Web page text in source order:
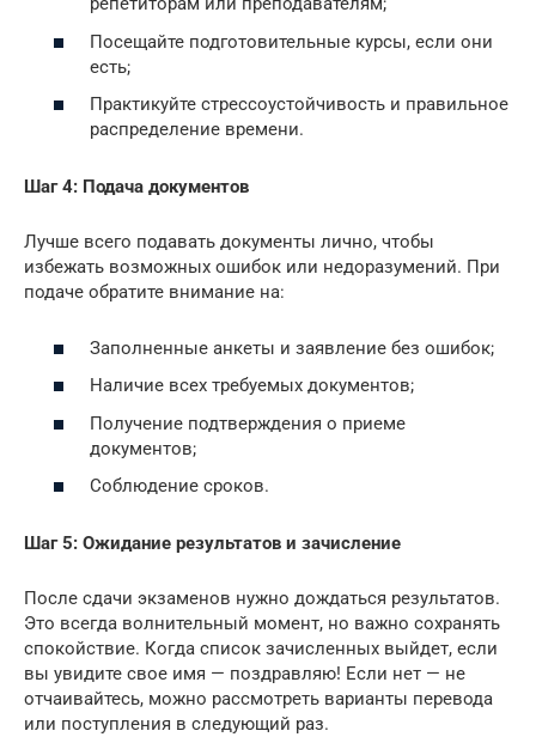
Посещайте подготовительные курсы, если они
есть;
Практикуйте стрессоустойчивость и правильное
распределение времени.
Шаг 4: Подача документов
Лучше всего подавать документы лично, чтобы
избежать возможных ошибок или недоразумений. При
подаче обратите внимание на:
Заполненные анкеты и заявление без ошибок;
Наличие всех требуемых документов;
Получение подтверждения о приеме
документов;
Соблюдение сроков.
Шаг 5: Ожидание результатов и зачисление
После сдачи экзаменов нужно дождаться результатов.
Это всегда волнительный момент, но важно сохранять
спокойствие. Когда список зачисленных выйдет, если
вы увидите свое имя — поздравляю! Если нет — не
отчаивайтесь, можно рассмотреть варианты перевода
или поступления в следующий раз.